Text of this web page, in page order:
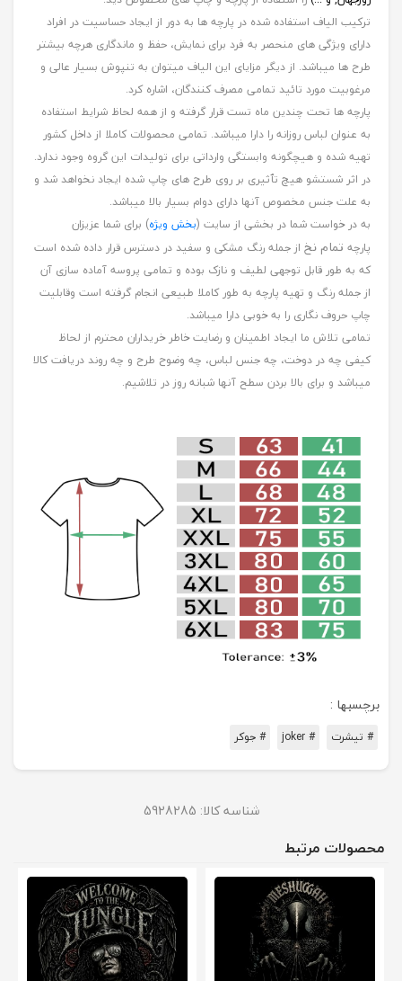
ترکیب الیاف استفاده شده در پارچه ها به دور از ایجاد حساسیت در افراد
دارای ویژگی های منحصر به فرد برای نمایش، حفظ و ماندگاری هرچه بیشتر
طرح ها میباشد. از دیگر مزایای این الیاف میتوان به تنپوش بسیار عالی و
مرغوبیت مورد تائید تمامی مصرف کنندگان، اشاره کرد.
پارچه ها تحت چندین ماه تست قرار گرفته و از همه لحاظ شرایط استفاده
به عنوان لباس روزانه را دارا میباشد. تمامی محصولات کاملا از داخل کشور
تهیه شده و هیچگونه وابستگی وارداتی برای تولیدات این گروه وجود ندارد.
در اثر شستشو هیچ تٱثیری بر روی طرح های چاپ شده ایجاد نخواهد شد و
به علت جنس مخصوص آنها دارای دوام بسیار بالا میباشد.
به در خواست شما در بخشی از سایت (بخش ویژه) برای شما عزیزان
پارچه تمام نخ از جمله رنگ مشکی و سفید در دسترس قرار داده شده است
که به طور قابل توجهی لطیف و نازک بوده و تمامی پروسه آماده سازی آن
از جمله رنگ و تهیه پارچه به طور کاملا طبیعی انجام گرفته است وقابلیت
چاپ حروف نگاری را به خوبی دارا میباشد.
تمامی تلاش ما ایجاد اطمینان و رضایت خاطر خریداران محترم از لحاظ
کیفی چه در دوخت، چه جنس لباس، چه وضوح طرح و چه روند دریافت کالا
میباشد و برای بالا بردن سطح آنها شبانه روز در تلاشیم.
برچسبها :
# تیشرت # joker # جوکر
شناسه کالا: 5928285
محصولات مرتبط